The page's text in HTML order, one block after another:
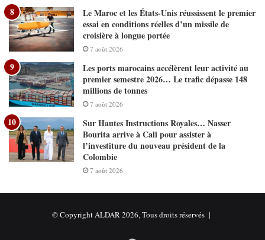
Le Maroc et les États-Unis réussissent le premier
essai en conditions réelles d’un missile de
croisière à longue portée
7 août 2026
Les ports marocains accélèrent leur activité au
premier semestre 2026… Le trafic dépasse 148
millions de tonnes
7 août 2026
Sur Hautes Instructions Royales… Nasser
Bourita arrive à Cali pour assister à
l’investiture du nouveau président de la
Colombie
7 août 2026
© Copyright ALDAR 2026, Tous droits réservés |